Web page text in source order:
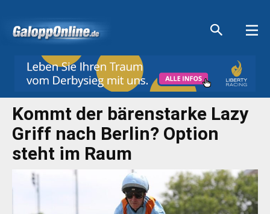
Kommt der bärenstarke Lazy
Griff nach Berlin? Option
steht im Raum